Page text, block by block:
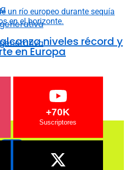
niveles récord y
en Europa
+70K